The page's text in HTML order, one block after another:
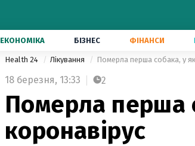
ЕКОНОМІКА БІЗНЕС ФІНАНСИ
Health 24 Лікування Померла перша собака, у
18 березня, 13:33 2
Померла перша
коронавірус